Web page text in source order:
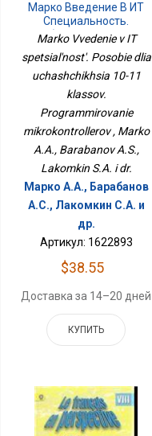
Марко Введение В ИТ
Специальность.
Пособие Для Учащихся
Программирование
Микроконтроллеров
Marko Vvedenie v IT
spetsial'nost'. Posobie dlia
uchashchikhsia 10-11
klassov.
Programmirovanie
mikrokontrollerov , Marko
A.A., Barabanov A.S.,
Lakomkin S.A. i dr.
Марко А.А., Барабанов
А.С., Лакомкин С.А. и
др.
Артикул: 1622893
$38.55
Доставка за 14–20 дней
КУПИТЬ